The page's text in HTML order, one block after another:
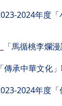
2024年度
「馬循桃李爛
傳承中華文化
2024年度